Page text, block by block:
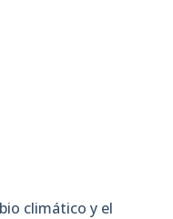
climático y el